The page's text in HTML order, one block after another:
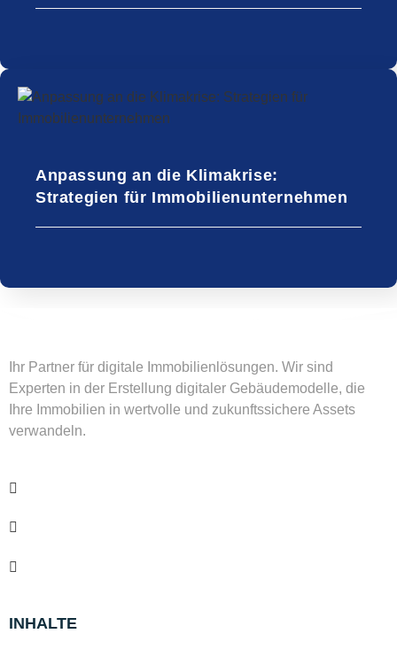
Anpassung an die Klimakrise:
Strategien für Immobilienunternehmen
Ihr Partner für digitale Immobilienlösungen. Wir sind
Experten in der Erstellung digitaler Gebäudemodelle, die
Ihre Immobilien in wertvolle und zukunftssichere Assets
verwandeln.
INHALTE